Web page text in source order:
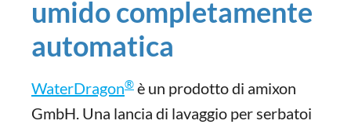
umido completamente
automatica
WaterDragon® è un prodotto di amixon
GmbH. Una lancia di lavaggio per serbatoi